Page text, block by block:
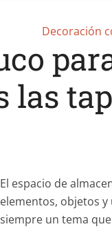
Decoración
las
El espacio de
elementos, objetos
siempre un tema